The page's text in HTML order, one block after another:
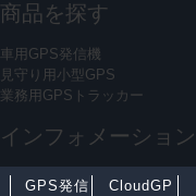
商品を探す
車用GPS発信機
見守り用小型GPS
業務用GPSトラッカー
インフォメーション
GPS発信
CloudGP